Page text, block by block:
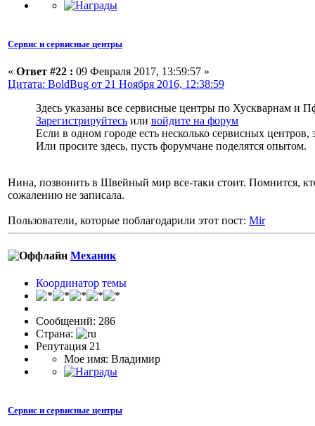
Сервис и сервисные центры
« Ответ #22 : 09 Февраля 2017, 13:59:57 »
Цитата: BoldBug от 21 Ноября 2016, 12:38:59
Здесь указаны все сервисные центры по Хускварнам и
Зарегистрируйтесь или войдите на форум
Если в одном городе есть несколько сервисных
Или просите здесь, пусть форумчане поделятся опытом.
Нина, позвонить в Швейный мир все-таки стоит. Помнится,
сожалению не записала.
Пользователи, которые поблагодарили этот пост: Mir
Механик
Координатор темы
Сообщений: 286
Страна:
Репутация 21
Мое имя: Владимир
Сервис и сервисные центры